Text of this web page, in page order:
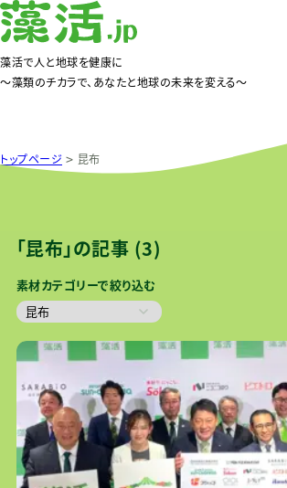
藻活で人と地球を健康に
〜藻類のチカラで、あなたと地球の未来を変える〜
トップページ > 昆布
「昆布」の記事 (3)
素材カテゴリーで絞り込む